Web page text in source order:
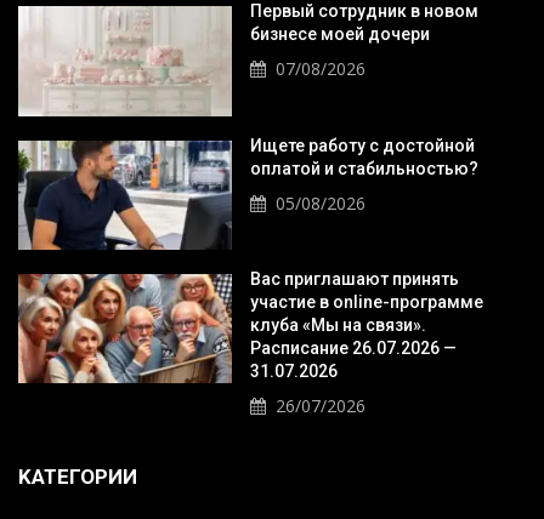
Первый сотрудник в новом
бизнесе моей дочери
07/08/2026
Ищете работу с достойной
оплатой и стабильностью?
05/08/2026
Вас приглашают принять
участие в online-программе
клуба «Мы на связи».
Расписание 26.07.2026 —
31.07.2026
26/07/2026
KАТЕГОРИИ